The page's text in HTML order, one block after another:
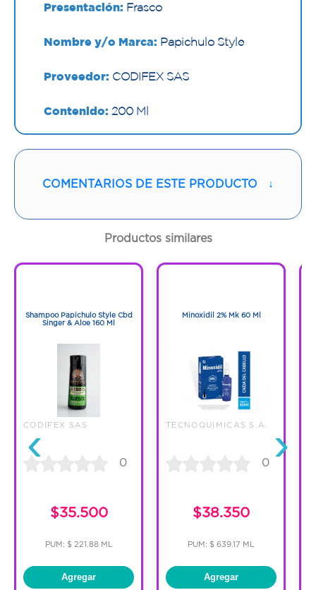
Presentación: Frasco
Nombre y/o Marca: Papichulo Style
Proveedor: CODIFEX SAS
Contenido: 200 Ml
Código:1296396
COMENTARIOS DE ESTE PRODUCTO ↓
Productos similares
‹
Shampoo Papichulo Style Cbd
Singer & Aloe 160 Ml
CODIFEX SAS
0
$35.500
PUM: $ 221.88 ML
Agregar
Minoxidil 2% Mk 60 Ml
TECNOQUIMICAS S.A.
0
$38.350
PUM: $ 639.17 ML
Agregar
›